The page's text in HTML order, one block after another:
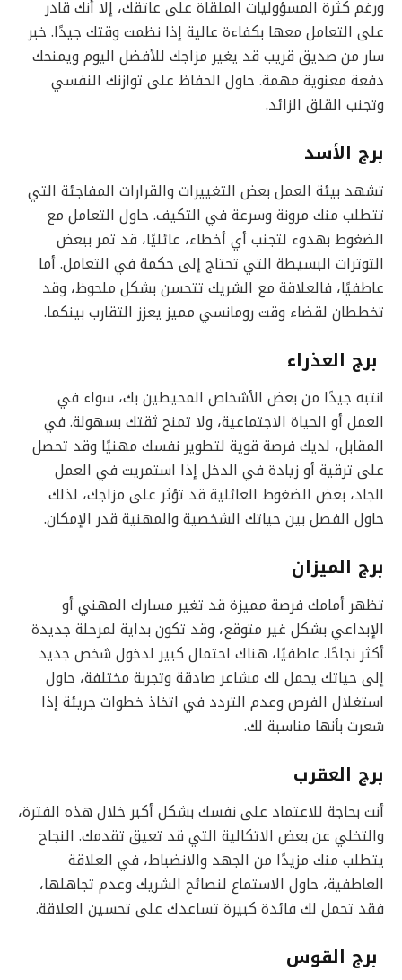
ورغم كثرة المسؤوليات الملقاة على عاتقك، إلا أنك قادر
على التعامل معها بكفاءة عالية إذا نظمت وقتك جيدًا. خبر
سار من صديق قريب قد يغير مزاجك للأفضل اليوم ويمنحك
دفعة معنوية مهمة. حاول الحفاظ على توازنك النفسي
وتجنب القلق الزائد.
برج الأسد
تشهد بيئة العمل بعض التغييرات والقرارات المفاجئة التي
تتطلب منك مرونة وسرعة في التكيف. حاول التعامل مع
الضغوط بهدوء لتجنب أي أخطاء، عائليًا، قد تمر ببعض
التوترات البسيطة التي تحتاج إلى حكمة في التعامل. أما
عاطفيًا، فالعلاقة مع الشريك تتحسن بشكل ملحوظ، وقد
تخططان لقضاء وقت رومانسي مميز يعزز التقارب بينكما.
برج العذراء
انتبه جيدًا من بعض الأشخاص المحيطين بك، سواء في
العمل أو الحياة الاجتماعية، ولا تمنح ثقتك بسهولة. في
المقابل، لديك فرصة قوية لتطوير نفسك مهنيًا وقد تحصل
على ترقية أو زيادة في الدخل إذا استمريت في العمل
الجاد، بعض الضغوط العائلية قد تؤثر على مزاجك، لذلك
حاول الفصل بين حياتك الشخصية والمهنية قدر الإمكان.
برج الميزان
تظهر أمامك فرصة مميزة قد تغير مسارك المهني أو
الإبداعي بشكل غير متوقع، وقد تكون بداية لمرحلة جديدة
أكثر نجاحًا. عاطفيًا، هناك احتمال كبير لدخول شخص جديد
إلى حياتك يحمل لك مشاعر صادقة وتجربة مختلفة، حاول
استغلال الفرص وعدم التردد في اتخاذ خطوات جريئة إذا
شعرت بأنها مناسبة لك.
برج العقرب
أنت بحاجة للاعتماد على نفسك بشكل أكبر خلال هذه الفترة،
والتخلي عن بعض الاتكالية التي قد تعيق تقدمك. النجاح
يتطلب منك مزيدًا من الجهد والانضباط، في العلاقة
العاطفية، حاول الاستماع لنصائح الشريك وعدم تجاهلها،
فقد تحمل لك فائدة كبيرة تساعدك على تحسين العلاقة.
برج القوس